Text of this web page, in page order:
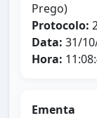
Prego)
Protocolo:
Data: 31/
Hora:
Ementa